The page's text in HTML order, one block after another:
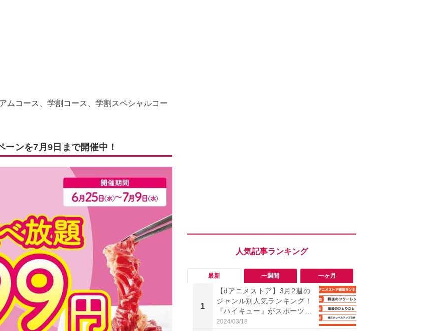
ムコース、学割コース、学割スペシャルコー
ンを7月9日まで開催中！
最新 一週間 一ヶ月
1
【dアニメストア】3月2週の
ジャンル別人気ランキング！
『ハイキュー』がスポーツジ
ャンル上位を独占！
2024/03/18